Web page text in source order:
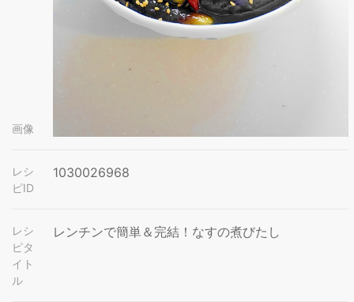
画像
レシ
ピID
1030026968
レシ
ピタ
イト
ル
レンチンで簡単＆完結！なすの煮びたし